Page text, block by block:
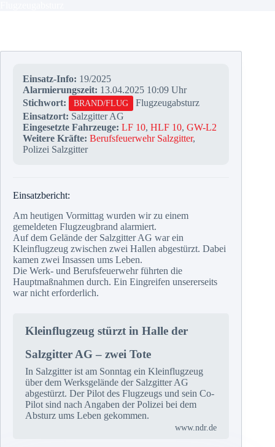
Einsatz-Info: 19/2025
Alarmierungszeit: 13.04.2025 10:09 Uhr
Stichwort:
BRAND/FLUG
Flugzeugabsturz
Einsatzort: Salzgitter AG
Eingesetzte Fahrzeuge: LF 10, HLF 10, GW-L2
Weitere Kräfte: Berufsfeuerwehr Salzgitter,
Polizei Salzgitter
Einsatzbericht:
Am heutigen Vormittag wurden wir zu einem
gemeldeten Flugzeugbrand alarmiert.
Auf dem Gelände der Salzgitter AG war ein
Kleinflugzeug zwischen zwei Hallen abgestürzt. Dabei
kamen zwei Insassen ums Leben.
Die Werk- und Berufsfeuerwehr führten die
Hauptmaßnahmen durch. Ein Eingreifen unsererseits
war nicht erforderlich.
Kleinflugzeug stürzt in Halle der
Salzgitter AG – zwei Tote
In Salzgitter ist am Sonntag ein Kleinflugzeug
über dem Werksgelände der Salzgitter AG
abgestürzt. Der Pilot des Flugzeugs und sein Co-
Pilot sind nach Angaben der Polizei bei dem
Absturz ums Leben gekommen.
www.ndr.de